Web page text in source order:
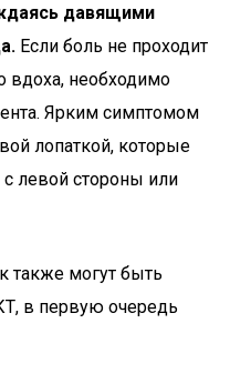
давящими
Если боль не проходит
вдоха, необходимо
Ярким симптомом
лопаткой, которые
левой стороны или
также могут быть
в первую очередь